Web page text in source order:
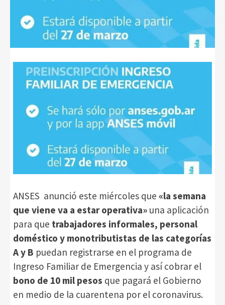
ANSES anunció este miércoles que «la semana
que viene va a estar operativa» una aplicación
para que trabajadores informales, personal
doméstico y monotributistas de las categorías
A y B puedan registrarse en el programa de
Ingreso Familiar de Emergencia y así cobrar el
bono de 10 mil pesos que pagará el Gobierno
en medio de la cuarentena por el coronavirus.